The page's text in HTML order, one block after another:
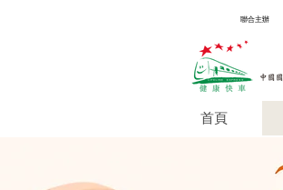
​聯合主辦
首頁